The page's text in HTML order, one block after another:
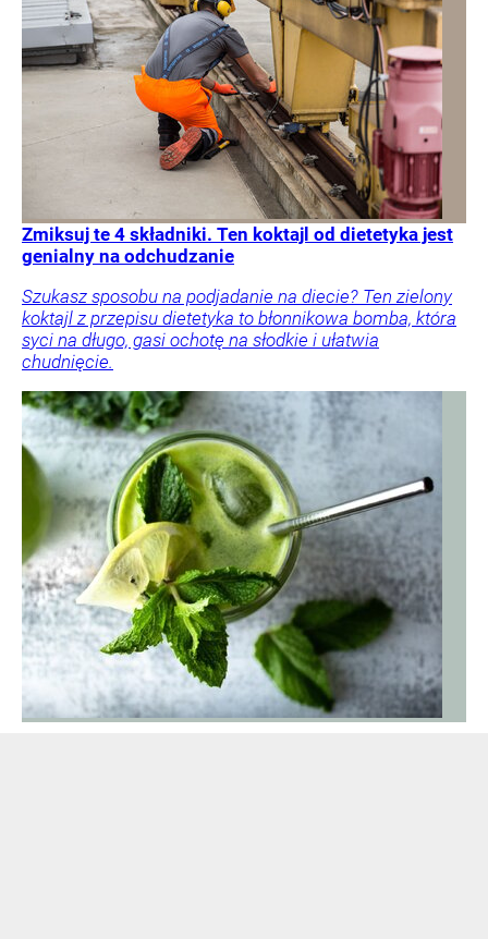
Zmiksuj te 4 składniki. Ten koktajl od dietetyka jest
genialny na odchudzanie
Szukasz sposobu na podjadanie na diecie? Ten zielony
koktajl z przepisu dietetyka to błonnikowa bomba, która
syci na długo, gasi ochotę na słodkie i ułatwia
chudnięcie.